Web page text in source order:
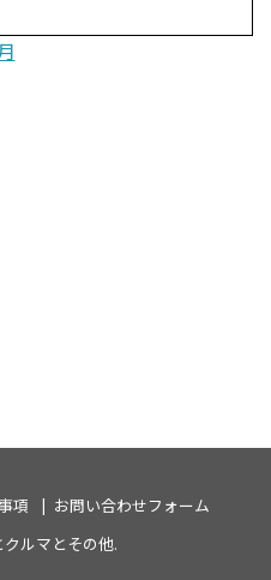
項
お問い合わせフォーム
クルマとその他.